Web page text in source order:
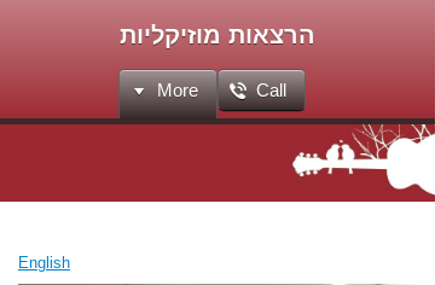
הרצאות מוזיקליות
Call
More
English